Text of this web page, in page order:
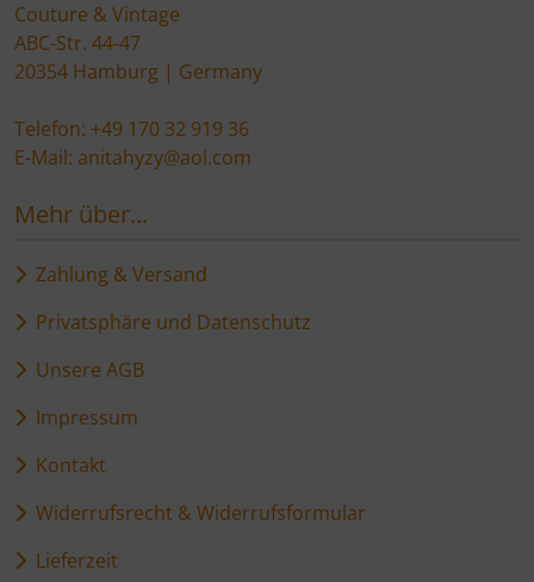
Couture & Vintage
ABC-Str. 44-47
20354 Hamburg | Germany
Telefon: +49 170 32 919 36
E-Mail: anitahyzy@aol.com
Mehr über...
Zahlung & Versand
Privatsphäre und Datenschutz
Unsere AGB
Impressum
Kontakt
Widerrufsrecht & Widerrufsformular
Lieferzeit